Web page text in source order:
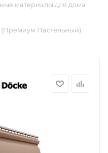
материалы для дома
(Премиум Пастельный)